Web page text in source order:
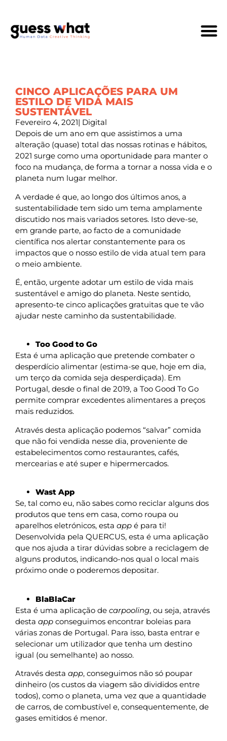
CINCO APLICAÇÕES PARA UM
ESTILO DE VIDA MAIS
SUSTENTÁVEL
Fevereiro 4, 2021| Digital
Depois de um ano em que assistimos a uma
alteração (quase) total das nossas rotinas e hábitos,
2021 surge como uma oportunidade para manter o
foco na mudança, de forma a tornar a nossa vida e o
planeta num lugar melhor.
A verdade é que, ao longo dos últimos anos, a
sustentabilidade tem sido um tema amplamente
discutido nos mais variados setores. Isto deve-se,
em grande parte, ao facto de a comunidade
científica nos alertar constantemente para os
impactos que o nosso estilo de vida atual tem para
o meio ambiente.
É, então, urgente adotar um estilo de vida mais
sustentável e amigo do planeta. Neste sentido,
apresento-te cinco aplicações gratuitas que te vão
ajudar neste caminho da sustentabilidade.
Too Good to Go
Esta é uma aplicação que pretende combater o
desperdício alimentar (estima-se que, hoje em dia,
um terço da comida seja desperdiçada). Em
Portugal, desde o final de 2019, a Too Good To Go
permite comprar excedentes alimentares a preços
mais reduzidos.
Através desta aplicação podemos “salvar” comida
que não foi vendida nesse dia, proveniente de
estabelecimentos como restaurantes, cafés,
mercearias e até super e hipermercados.
Wast App
Se, tal como eu, não sabes como reciclar alguns dos
produtos que tens em casa, como roupa ou
aparelhos eletrónicos, esta app é para ti!
Desenvolvida pela QUERCUS, esta é uma aplicação
que nos ajuda a tirar dúvidas sobre a reciclagem de
alguns produtos, indicando-nos qual o local mais
próximo onde o poderemos depositar.
BlaBlaCar
Esta é uma aplicação de carpooling, ou seja, através
desta app conseguimos encontrar boleias para
várias zonas de Portugal. Para isso, basta entrar e
selecionar um utilizador que tenha um destino
igual (ou semelhante) ao nosso.
Através desta app, conseguimos não só poupar
dinheiro (os custos da viagem são divididos entre
todos), como o planeta, uma vez que a quantidade
de carros, de combustível e, consequentemente, de
gases emitidos é menor.